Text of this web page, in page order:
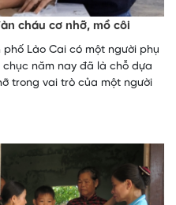
cháu cơ nhỡ, mồ côi
phố Lào Cai có một người phụ
năm nay đã là chỗ dựa
trong vai trò của một người